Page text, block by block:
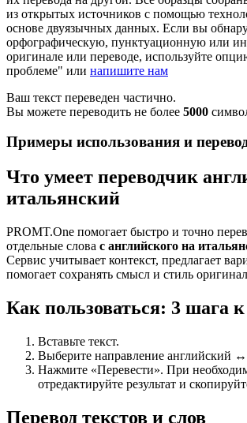
из открытых источников с помощью
основе двуязычных данных. Если вы
орфографическую, пунктуационную или
оригинале или переводе, используйте
проблеме" или напишите нам
Ваш текст переведен частично.
Вы можете переводить не более 5000
Примеры использования и
Что умеет переводчик
итальянский
PROMT.One помогает быстро и точно
отдельные слова с английского на
Сервис учитывает контекст, предлагает
помогает сохранять смысл и стиль
Как пользоваться: 3 шага к
Вставьте текст.
Выберите направление английский ↔
Нажмите «Перевести». При
отредактируйте результат и
Перевод текстов и слов